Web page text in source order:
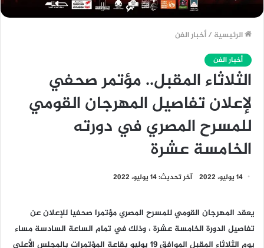
الرئيسية /أخبار الفن
أخبار الفن
الثلاثاء المقبل.. مؤتمر صحفي
لإعلان تفاصيل المهرجان القومي
للمسرح المصري في دورته
الخامسة عشرة
14 يوليو، 2022 آخر تحديث: 14 يوليو، 2022
يعقد المهرجان القومي للمسرح المصري مؤتمرا صحفيا للإعلان عن
تفاصيل الدورة الخامسة عشرة ، وذلك في تمام الساعة السادسة مساء
يوم الثلاثاء المقبل الموافق 19 يوليو بقاعة المؤتمرات بالمجلس الأعلى